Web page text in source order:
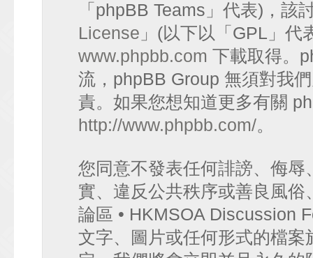
「phpBB Teams」代表)，該
License 」(以下以「GPL」代
www.phpbb.com 下載取得。
流，phpBB Group 無須對我
責。如果您想知道更多有關
http://www.phpbb.com/。
您同意不發表任何誹謗、侮
實、違反公共秩序或善良風
論區 • HKMSOA Discussion
文字、圖片或任何形式的檔